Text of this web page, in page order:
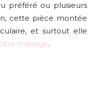
préféré ou plusieurs
cette pièce montée
et surtout elle
mariage.